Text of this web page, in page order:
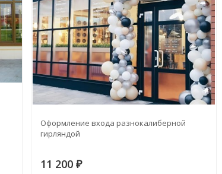
Оформление входа разнокалиберной
гирляндой
11 200 ₽